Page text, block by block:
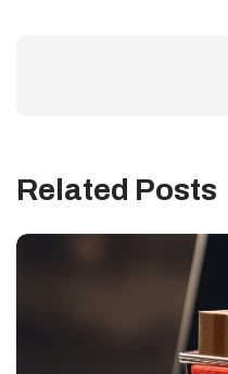
Related Posts